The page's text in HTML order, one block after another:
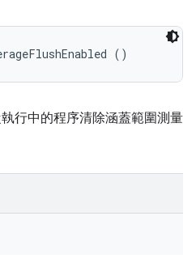
()
行中的程序清除涵蓋範圍測量